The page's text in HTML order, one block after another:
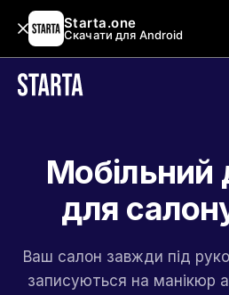
Starta.one
Скачати для Android
Мобільний
для
Ваш салон завжди під
записуються на манікюр